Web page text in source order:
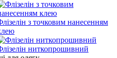
з точковим нанесенням
ниткопрошивний